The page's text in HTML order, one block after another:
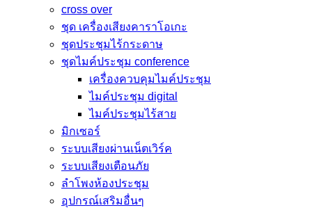
cross over
ชุด เครื่องเสียงคาราโอเกะ
ชุดประชุมไร้กระดาษ
ชุดไมค์ประชุม conference
เครื่องควบคุมไมค์ประชุม
ไมค์ประชุม digital
ไมค์ประชุมไร้สาย
มิกเซอร์
ระบบเสียงผ่านเน็ตเวิร์ค
ระบบเสียงเตือนภัย
ลำโพงห้องประชุม
อุปกรณ์เสริมอื่นๆ